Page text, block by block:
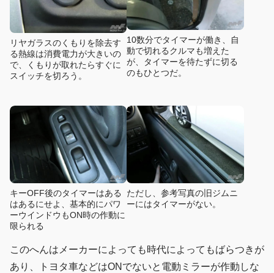
リヤガラスのくもりを除去す
る熱線は消費電力が大きいの
で、くもりが取れたらすぐに
スイッチを切ろう。
10数分でタイマーが働き、自
動で切れるクルマも増えた
が、タイマーを待たずに切る
のもひとつだ。
キーOFF後のタイマーはある
はあるにせよ、基本的にパワ
ーウインドウもON時の作動に
限られる
ただし、参考写真の旧ジムニ
ーにはタイマーがない。
このへんはメーカーによっても時代によってもばらつきが
あり、トヨタ車などはONでないと電動ミラーが作動しな